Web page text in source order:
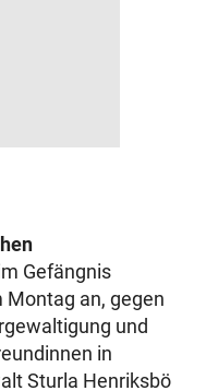
Gefängnis
an, gegen
und
in
Sturla Henriksbö